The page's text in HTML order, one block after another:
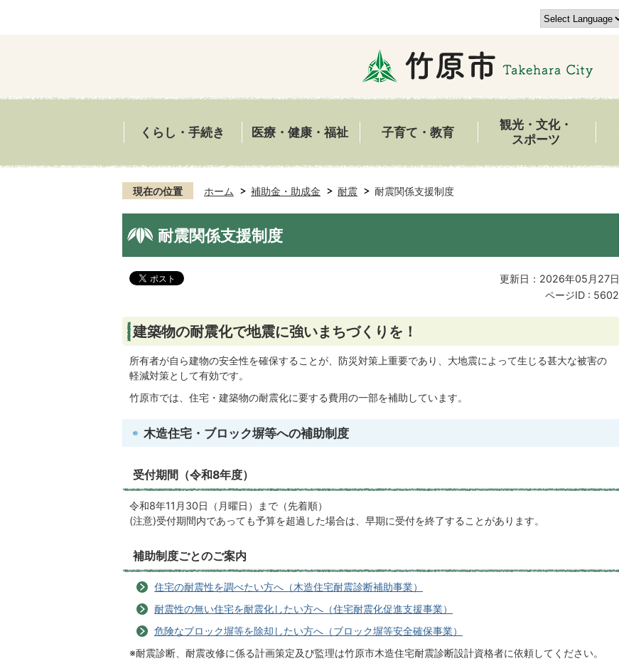
くらし・手続き 医療・健康・福祉 子育て・教育
観光・文化・
スポーツ
現在の位置 ホーム 補助金・助成金 耐震 耐震関係支援制度
耐震関係支援制度
更新日：2026年05月27日
ページID : 5602
建築物の耐震化で地震に強いまちづくりを！
所有者が自ら建物の安全性を確保することが、防災対策上重要であり、大地震によって生じる甚大な被害の
軽減対策として有効です。
竹原市では、住宅・建築物の耐震化に要する費用の一部を補助しています。
木造住宅・ブロック塀等への補助制度
受付期間（令和8年度）
令和8年11月30日（月曜日）まで（先着順）
(注意)受付期間内であっても予算を超過した場合は、早期に受付を終了することがあります。
補助制度ごとのご案内
住宅の耐震性を調べたい方へ（木造住宅耐震診断補助事業）
耐震性の無い住宅を耐震化したい方へ（住宅耐震化促進支援事業）
危険なブロック塀等を除却したい方へ（ブロック塀等安全確保事業）
※耐震診断、耐震改修に係る計画策定及び監理は竹原市木造住宅耐震診断設計資格者に依頼してください。